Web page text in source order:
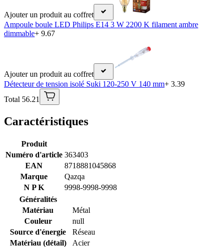
Ajouter un produit au coffret
Ampoule boule LED Philips E14 3 W 2200 K filament ambre
dimmable+ 9.67
Ajouter un produit au coffret
Détecteur de tension isolé Suki 120-250 V 140 mm+ 3.39
Total 56.21
Caractéristiques
Produit
Numéro d'article 363403
EAN
8718881045868
Marque
Qazqa
N P K
9998-9998-9998
Généralités
Matériau
Métal
Couleur
null
Source d'énergie
Réseau
Matériau (détail)
Acier